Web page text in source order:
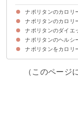
ナポリタンのカロリ
ナポリタン（100g
ナポリタンのカロ
ナポリタンのカロリ
ナポリタンのダイエ
①スパゲティ麺の
②スパゲティ麺を
③サラダなどで食
④トマト缶から作
⑤唐辛子をいれて
ナポリタンのヘルシ
①しらたきナポリ
②春雨ナポリタン
ナポリタンをカロリ
（このページ